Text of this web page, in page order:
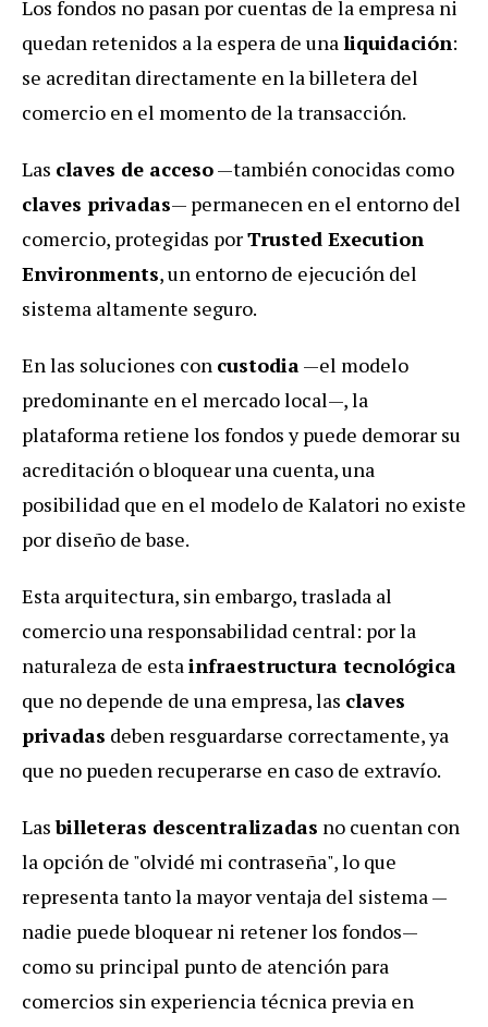
Los fondos no pasan por cuentas de la empresa ni
quedan retenidos a la espera de unaliquidación:
se acreditan directamente en la billetera del
comercio en el momento de la transacción.
Las claves de acceso—también conocidas como
claves privadas— permanecen en el entorno del
comercio, protegidas porTrusted Execution
Environments, un entorno de ejecución del
sistema altamente seguro.
En las soluciones con custodia—el modelo
predominante en el mercado local—, la
plataforma retiene los fondos y puede demorar su
acreditación o bloquear una cuenta, una
posibilidad que en el modelo de Kalatori no existe
por diseño de base.
Esta arquitectura, sin embargo, traslada al
comercio una responsabilidad central: por la
naturaleza de estainfraestructura tecnológica
que no depende de una empresa, las claves
privadas deben resguardarse correctamente, ya
que no pueden recuperarse en caso de extravío.
Lasbilleteras descentralizadas no cuentan con
la opción de "olvidé mi contraseña", lo que
representa tanto la mayor ventaja del sistema —
nadie puede bloquear ni retener los fondos—
como su principal punto de atención para
comercios sin experiencia técnica previa en